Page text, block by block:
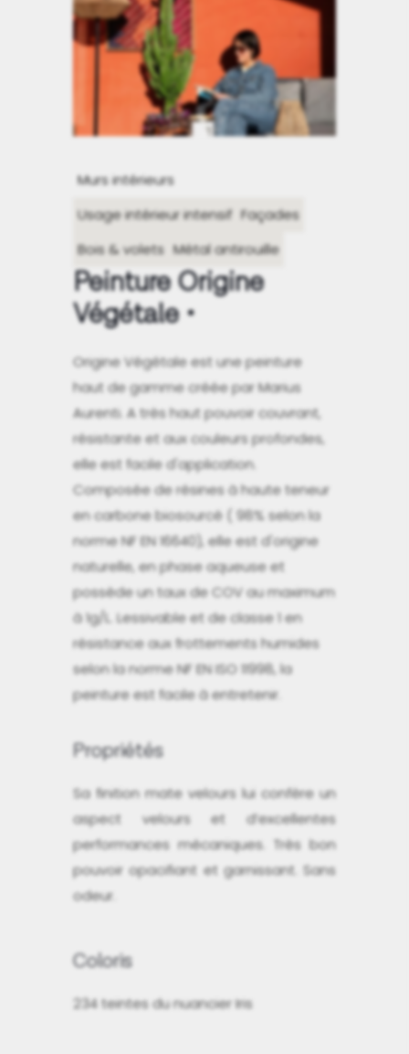
Murs intérieurs
Usage intérieur intensif Façades
Bois & volets Métal antirouille
Peinture Origine
Végétale
Origine Végétale est une peinture
haut de gamme créée par Marius
Aurenti. A très haut pouvoir couvrant,
résistante et aux couleurs profondes,
elle est facile d'application.
Composée de résines à haute teneur
en carbone biosourcé ( 98% selon la
norme NF EN 16640), elle est d'origine
naturelle, en phase aqueuse et
possède un taux de COV au maximum
à 1g/L. Lessivable et de classe 1 en
résistance aux frottements humides
selon la norme NF EN ISO 11998, la
peinture est facile à entretenir.
Propriétés
Sa finition mate velours lui confère un
aspect velours et d’excellentes
performances mécaniques. Très bon
pouvoir opacifiant et garnissant. Sans
odeur.
Coloris
234 teintes du nuancier Iris